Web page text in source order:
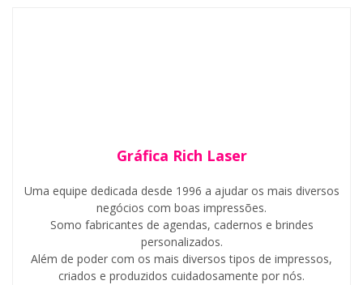
Gráfica Rich Laser
Uma equipe dedicada desde 1996 a ajudar os mais diversos
negócios com boas impressões.
Somo fabricantes de agendas, cadernos e brindes
personalizados.
Além de poder com os mais diversos tipos de impressos,
criados e produzidos cuidadosamente por nós.